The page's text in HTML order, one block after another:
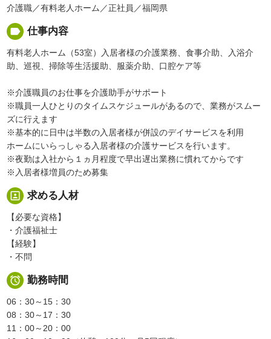
介護職／有料老人ホーム／正社員／福岡県
label 仕事内容
有料老人ホーム（53室）入居者様の介護業務、食事介助、入浴介
助、巡視、掃除等生活援助、服薬介助、口腔ケア等
※介護職員のお仕事を介護助手がサポート
※職員一人ひとりのタイムスケジュールがあるので、業務がスムー
ズに行えます
※基本的に日中は半数の入居者様が併設のデイサービスを利用
ホームにいらっしゃる入居者様の介護サービスを行います。
※夜勤は入社から１ヵ月程度で早出遅出業務に慣れてからです
※入居者様増員のため募集
portrait 求める人材
【必要な資格】
・介護福祉士
【経験】
・不問
 勤務時間
06：30～15：30
08：30～17：30
11：00～20：00